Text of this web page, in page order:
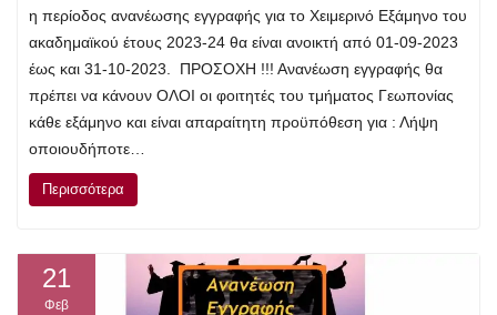
η περίοδος ανανέωσης εγγραφής για το Χειμερινό Εξάμηνο του
ακαδημαϊκού έτους 2023-24 θα είναι ανοικτή από 01-09-2023
έως και 31-10-2023. ΠΡΟΣΟΧΗ !!! Ανανέωση εγγραφής θα
πρέπει να κάνουν ΟΛΟΙ οι φοιτητές του τμήματος Γεωπονίας
κάθε εξάμηνο και είναι απαραίτητη προϋπόθεση για : Λήψη
οποιουδήποτε…
Περισσότερα
21
Φεβ